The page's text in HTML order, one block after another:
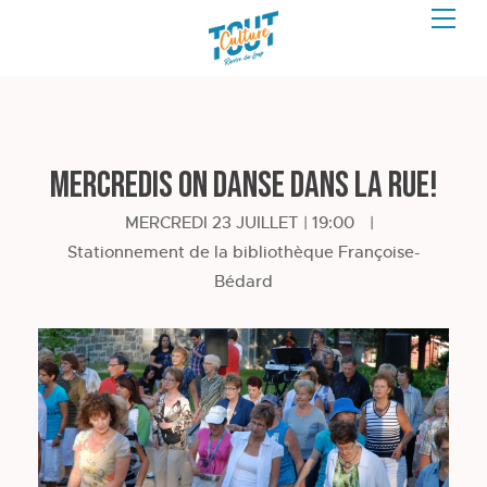
Mercredis on danse dans la rue!
MERCREDI 23 JUILLET | 19:00
|
Stationnement de la bibliothèque Françoise-
Bédard